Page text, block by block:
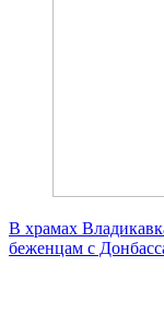
В храмах
беженцам с